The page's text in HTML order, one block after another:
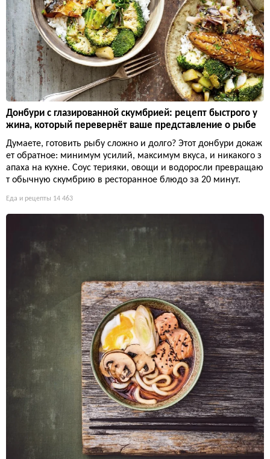
Донбури с глазированной скумбрией: рецепт быстрого у
жина, который перевернёт ваше представление о рыбе
Думаете, готовить рыбу сложно и долго? Этот донбури докаж
ет обратное: минимум усилий, максимум вкуса, и никакого з
апаха на кухне. Соус терияки, овощи и водоросли превращаю
т обычную скумбрию в ресторанное блюдо за 20 минут.
Еда и рецепты 14 463